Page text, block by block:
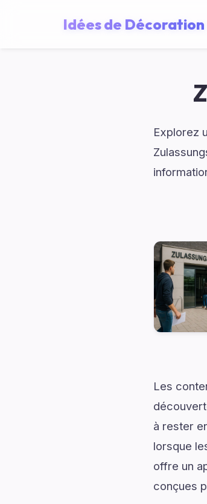
Idées de Décoration
Explorez
Les
à rester
lorsque
offre un
conçues